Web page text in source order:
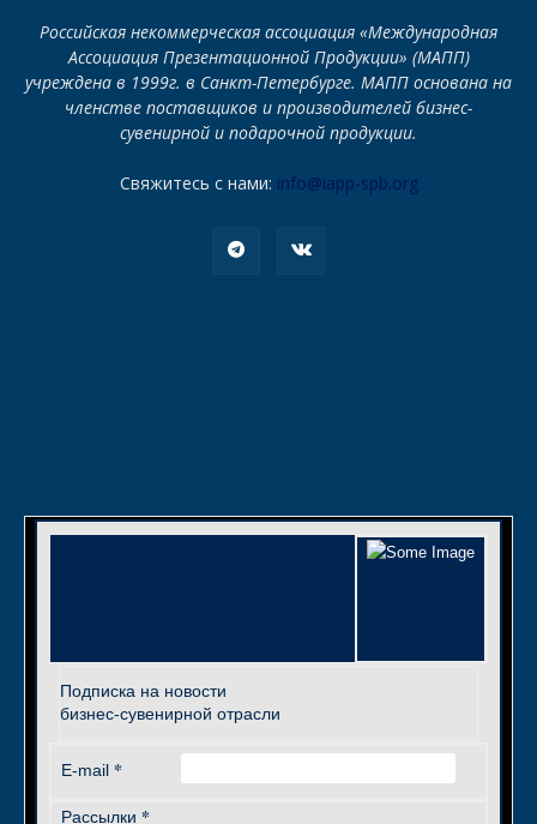
Российская некоммерческая ассоциация «Международная
Ассоциация Презентационной Продукции» (МАПП)
учреждена в 1999г. в Санкт-Петербурге. МАПП основана на
членстве поставщиков и производителей бизнес-
сувенирной и подарочной продукции.
Свяжитесь с нами: info@iapp-spb.org
Подписка на новости
бизнес-сувенирной отрасли
E-mail *
Рассылки *